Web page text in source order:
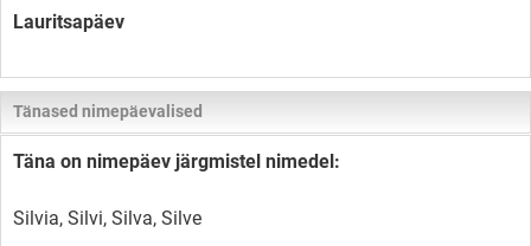
Lauritsapäev
Tänased nimepäevalised
Täna on nimepäev järgmistel nimedel:
Silvia, Silvi, Silva, Silve